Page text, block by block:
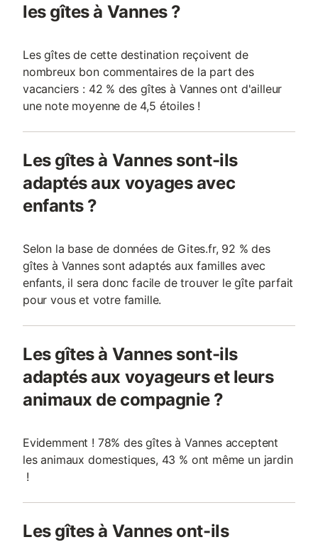
les gîtes à Vannes ?
Les gîtes de cette destination reçoivent de
nombreux bon commentaires de la part des
vacanciers : 42 % des gîtes à Vannes ont d'ailleur
une note moyenne de 4,5 étoiles !
Les gîtes à Vannes sont-ils
adaptés aux voyages avec
enfants ?
Selon la base de données de Gites.fr, 92 % des
gîtes à Vannes sont adaptés aux familles avec
enfants, il sera donc facile de trouver le gîte parfait
pour vous et votre famille.
Les gîtes à Vannes sont-ils
adaptés aux voyageurs et leurs
animaux de compagnie ?
Evidemment ! 78% des gîtes à Vannes acceptent
les animaux domestiques, 43 % ont même un jardin
!
Les gîtes à Vannes ont-ils